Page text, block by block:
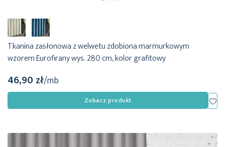
Tkanina zasłonowa z welwetu zdobiona marmurkowym
wzorem Eurofirany wys. 280 cm, kolor grafitowy
46,90 zł/mb
Zobacz produkt